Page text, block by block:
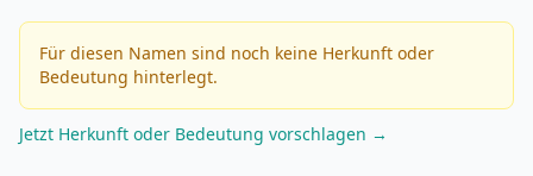
Für diesen Namen sind noch keine Herkunft oder
Bedeutung hinterlegt.
Jetzt Herkunft oder Bedeutung vorschlagen →